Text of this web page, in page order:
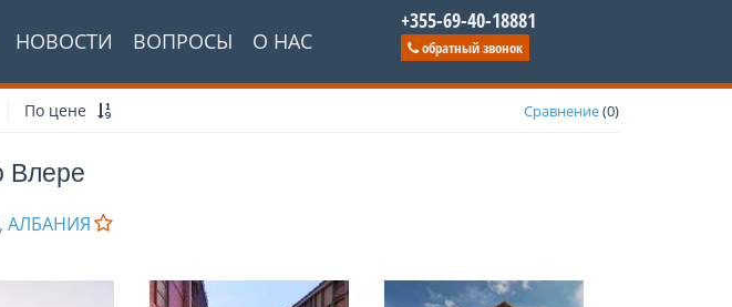
НОВОСТИ ВОПРОСЫ О НАС
+355-69-40-18881
обратный звонок
По цене Сравнение(0)
Влере
АЛБАНИЯ